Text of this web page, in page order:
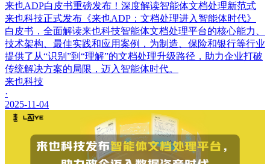
来也ADP白皮书重磅发布！深度解读智能体文档处理新范式
来也科技正式发布《来也ADP：文档处理进入智能体时代》
白皮书，全面解读来也科技智能体文档处理平台的核心能力、
技术架构、最佳实践和应用案例，为制造、保险和银行等行业
提供了从“识别”到“理解”的文档处理升级路径，助力企业打破
传统解决方案的局限，迈入智能体时代。
来也科技
·
2025-11-04